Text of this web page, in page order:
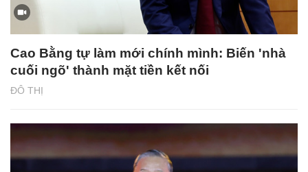
ĐÔ THỊ
Cao Bằng tự làm mới chính mình: Biến 'nhà
cuối ngõ' thành mặt tiền kết nối